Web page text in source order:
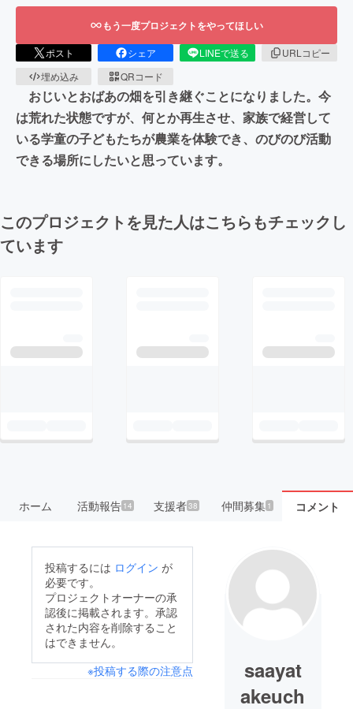
もう一度プロジェクトをやってほしい
ポスト シェア LINEで送る
URLコピー
埋め込み
QRコード
おじいとおばあの畑を引き継ぐことになりました。今
は荒れた状態ですが、何とか再生させ、家族で経営して
いる学童の子どもたちが農業を体験でき、のびのび活動
できる場所にしたいと思っています。
このプロジェクトを見た人はこちらもチェックし
ています
ホーム 活動報告14 支援者38 仲間募集 1 コメント
投稿するには ログイン が
必要です。
プロジェクトオーナーの承
認後に掲載されます。承認
された内容を削除すること
はできません。
※投稿する際の注意点
saayat
akeuch